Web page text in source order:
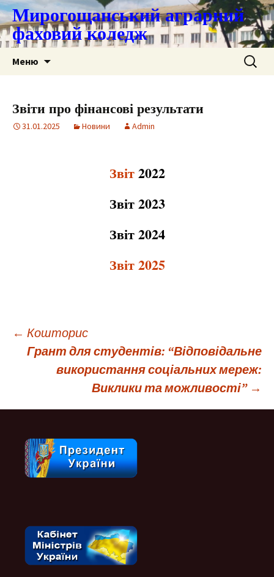
Мирогощанський аграрний
фаховий коледж
Меню Пошук:
Звіти про фінансові результати
31.01.2025 Новини Admin
Звіт2022
Звіт 2023
Звіт 2024
Звіт 2025
Навігація
запису
← Кошторис
Грант для студентів: “Відповідальне
використання соціальних мереж:
Виклики та можливості” →